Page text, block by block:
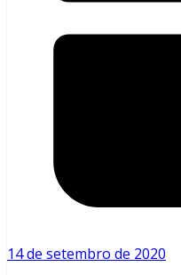
14 de setembro de 2020